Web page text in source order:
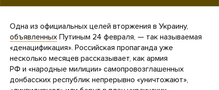
Одна из официальных целей вторжения в Украину,
объявленных Путиным 24 февраля, — так называемая
«денацификация». Российская пропаганда уже
несколько месяцев рассказывает, как армия
РФ и «народные милиции» самопровозглашенных
донбасских республик непрерывно «уничтожают»,